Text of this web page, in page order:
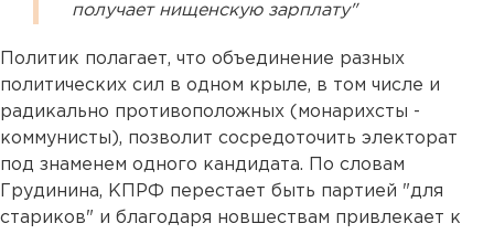
получает нищенскую зарплату"
Политик полагает, что объединение разных
политических сил в одном крыле, в том числе и
радикально противоположных (монарихсты -
коммунисты), позволит сосредоточить электорат
под знаменем одного кандидата. По словам
Грудинина, КПРФ перестает быть партией "для
стариков" и благодаря новшествам привлекает к